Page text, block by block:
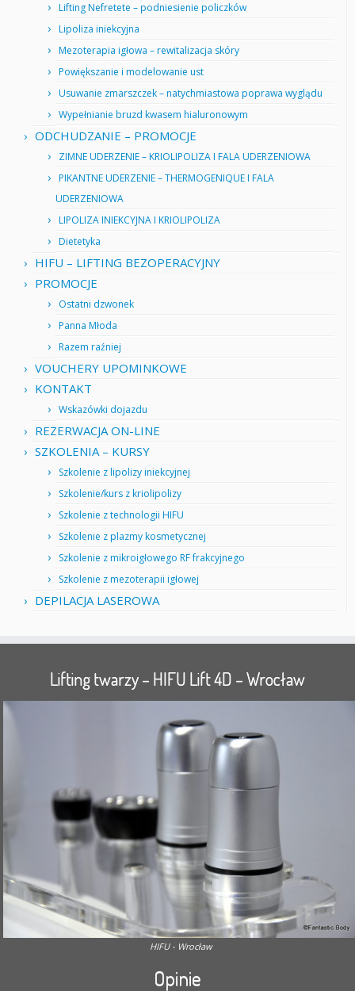
Lifting Nefretete – podniesienie policzków
Lipoliza iniekcyjna
Mezoterapia igłowa – rewitalizacja skóry
Powiększanie i modelowanie ust
Usuwanie zmarszczek – natychmiastowa poprawa wyglądu
Wypełnianie bruzd kwasem hialuronowym
ODCHUDZANIE – PROMOCJE
ZIMNE UDERZENIE – KRIOLIPOLIZA I FALA UDERZENIOWA
PIKANTNE UDERZENIE – THERMOGENIQUE I FALA
UDERZENIOWA
LIPOLIZA INIEKCYJNA I KRIOLIPOLIZA
Dietetyka
HIFU – LIFTING BEZOPERACYJNY
PROMOCJE
Ostatni dzwonek
Panna Młoda
Razem raźniej
VOUCHERY UPOMINKOWE
KONTAKT
Wskazówki dojazdu
REZERWACJA ON-LINE
SZKOLENIA – KURSY
Szkolenie z lipolizy iniekcyjnej
Szkolenie/kurs z kriolipolizy
Szkolenie z technologii HIFU
Szkolenie z plazmy kosmetycznej
Szkolenie z mikroigłowego RF frakcyjnego
Szkolenie z mezoterapii igłowej
DEPILACJA LASEROWA
Lifting twarzy – HIFU Lift 4D – Wrocław
HIFU - Wrocław
Opinie